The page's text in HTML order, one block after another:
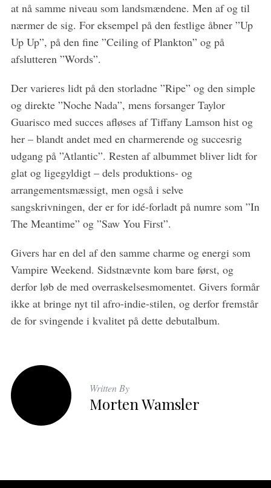
at nå samme niveau som landsmændene. Men af og til
nærmer de sig. For eksempel på den festlige åbner ”Up
Up Up”, på den fine ”Ceiling of Plankton” og på
afslutteren ”Words”.
Der varieres lidt på den storladne ”Ripe” og den simple
og direkte ”Noche Nada”, mens forsanger Taylor
Guarisco med succes afløses af Tiffany Lamson hist og
her – blandt andet med en charmerende og succesrig
udgang på ”Atlantic”. Resten af albummet bliver lidt for
glat og ligegyldigt – dels produktions- og
arrangementsmæssigt, men også i selve
sangskrivningen, der er for idé-forladt på numre som ”In
The Meantime” og ”Saw You First”.
Givers har en del af den samme charme og energi som
Vampire Weekend. Sidstnævnte kom bare først, og
derfor løb de med overraskelsesmomentet. Givers formår
ikke at bringe nyt til afro-indie-stilen, og derfor fremstår
de for svingende i kvalitet på dette debutalbum.
Written By
Morten Wamsler